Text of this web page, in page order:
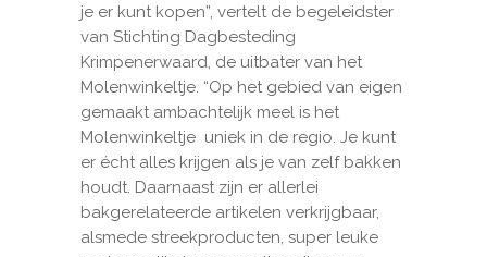
je er kunt kopen”, vertelt de begeleidster
van Stichting Dagbesteding
Krimpenerwaard, de uitbater van het
Molenwinkeltje. “Op het gebied van eigen
gemaakt ambachtelijk meel is het
Molenwinkeltje uniek in de regio. Je kunt
er écht alles krijgen als je van zelf bakken
houdt. Daarnaast zijn er allerlei
bakgerelateerde artikelen verkrijgbaar,
alsmede streekproducten, super leuke